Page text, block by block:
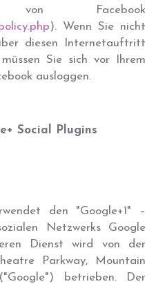
von Facebook
). Wenn Sie nicht
diesen Internetauftritt
Sie sich vor Ihrem
ausloggen.
Social Plugins
den "Google+1" –
Netzwerks Google
Dienst wird von der
Parkway, Mountain
betrieben. Der